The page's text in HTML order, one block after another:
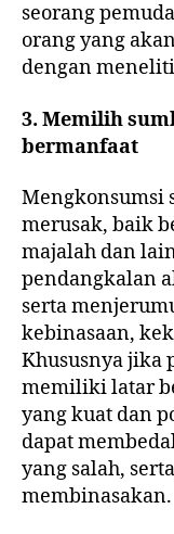
seorang
orang yang
dengan
3. Memilih
bermanfaat
Mengkonsumsi
merusak, baik
majalah dan
pendangkalan
serta
kebinasaan,
Khususnya jika
memiliki latar
yang kuat dan
dapat
yang salah,
membinasakan.